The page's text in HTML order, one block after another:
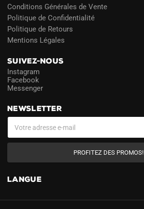
Conditions Générales de Vente
Politique de Confidentialité
Politique de Retours
Mentions Légales
SUIVEZ-NOUS
Instagram
Facebook
Messenger
NEWSLETTER
PROFITEZ DES PROMOS!
LANGUE